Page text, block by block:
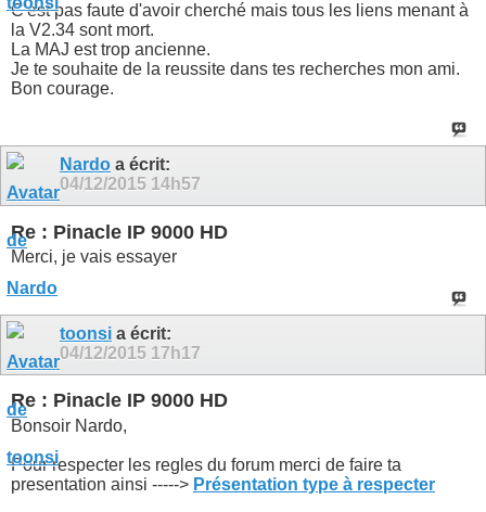
C'est pas faute d'avoir cherché mais tous les liens menant à
la V2.34 sont mort.
La MAJ est trop ancienne.
Je te souhaite de la reussite dans tes recherches mon ami.
Bon courage.
Nardo a écrit:
04/12/2015 14h57
Re : Pinacle IP 9000 HD
Merci, je vais essayer
toonsi a écrit:
04/12/2015 17h17
Re : Pinacle IP 9000 HD
Bonsoir Nardo,
Pour respecter les regles du forum merci de faire ta
presentation ainsi -----> Présentation type à respecter